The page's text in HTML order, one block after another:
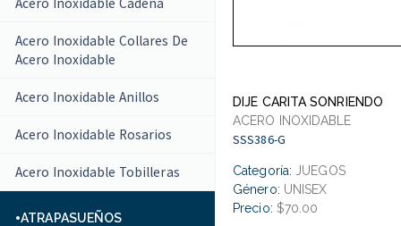
Acero Inoxidable Collares De
Acero Inoxidable
Acero Inoxidable Anillos
Acero Inoxidable Rosarios
Acero Inoxidable Tobilleras
ATRAPASUEÑOS
DIJE CARITA SONRIENDO
ACERO INOXIDABLE
SSS386-G
Categoría: JUEGOS
Género: UNISEX
Precio: $70.00